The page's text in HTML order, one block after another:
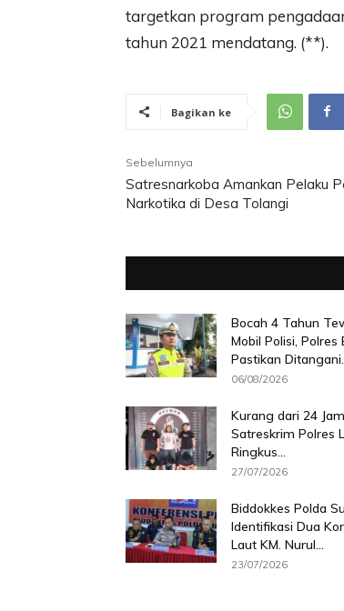
targetkan program
tahun 2021 mendatang. (**).
Bagikan ke
Sebelumnya
Satresnarkoba Amankan Pelaku
Narkotika di Desa Tolangi
Bocah 4 Tahun
Mobil Polisi, Polres
Pastikan
06/08/2026
Kurang dari 24
Satreskrim Polres
Ringkus...
27/07/2026
Biddokkes Polda
Identifikasi Dua
Laut KM. Nurul...
23/07/2026